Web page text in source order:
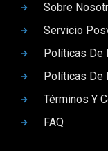
Sobre
Servicio
Políticas De
Políticas De
Términos Y
FAQ